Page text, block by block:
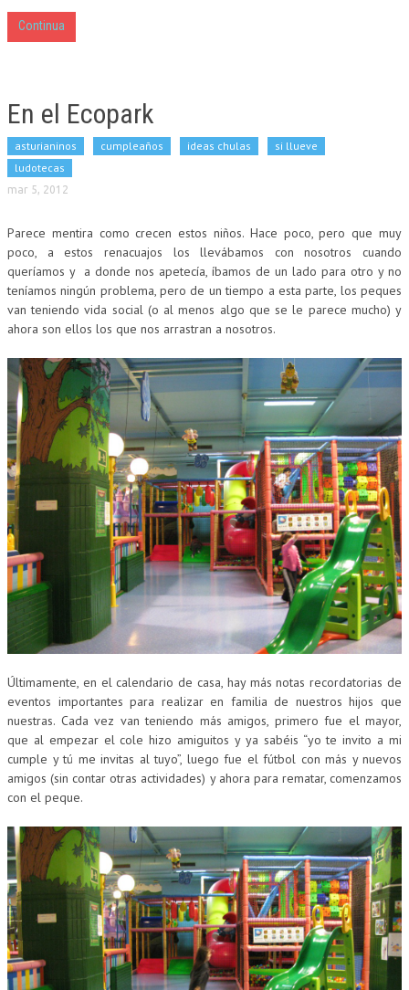
Continua
En el Ecopark
asturianinos cumpleaños ideas chulas
si llueve
ludotecas
mar 5, 2012
Parece mentira como crecen estos niños. Hace poco, pero que muy
poco, a estos renacuajos los llevábamos con nosotros cuando
queríamos y a donde nos apetecía, íbamos de un lado para otro y no
teníamos ningún problema, pero de un tiempo a esta parte, los peques
van teniendo vida social (o al menos algo que se le parece mucho) y
ahora son ellos los que nos arrastran a nosotros.
Últimamente, en el calendario de casa, hay más notas recordatorias de
eventos importantes para realizar en familia de nuestros hijos que
nuestras. Cada vez van teniendo más amigos, primero fue el mayor,
que al empezar el cole hizo amiguitos y ya sabéis “yo te invito a mi
cumple y tú me invitas al tuyo”, luego fue el fútbol con más y nuevos
amigos (sin contar otras actividades) y ahora para rematar, comenzamos
con el peque.